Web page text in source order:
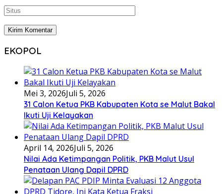
EKOPOL
Mei 3, 2026Juli 5, 2026
31 Calon Ketua PKB Kabupaten Kota se Malut Bakal
Ikuti Uji Kelayakan
April 14, 2026Juli 5, 2026
Nilai Ada Ketimpangan Politik, PKB Malut Usul
Penataan Ulang Dapil DPRD